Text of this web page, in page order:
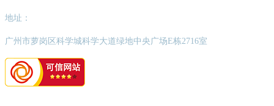
地址：
广州市萝岗区科学城科学大道绿地中央广场E栋2716室